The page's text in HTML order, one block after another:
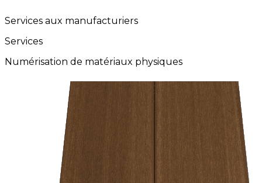
Services aux manufacturiers
Services
Numérisation de matériaux physiques